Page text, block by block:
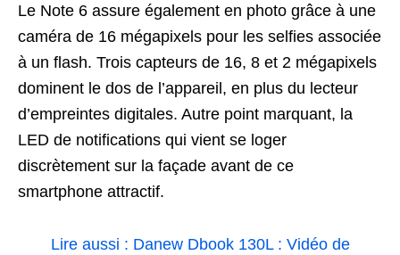
Le Note 6 assure également en photo grâce à une
caméra de 16 mégapixels pour les selfies associée
à un flash. Trois capteurs de 16, 8 et 2 mégapixels
dominent le dos de l’appareil, en plus du lecteur
d’empreintes digitales. Autre point marquant, la
LED de notifications qui vient se loger
discrètement sur la façade avant de ce
smartphone attractif.
Lire aussi : Danew Dbook 130L : Vidéo de